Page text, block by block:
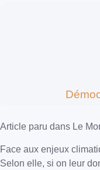
Article paru dans Le
Face aux enjeux
Selon elle, si on leur